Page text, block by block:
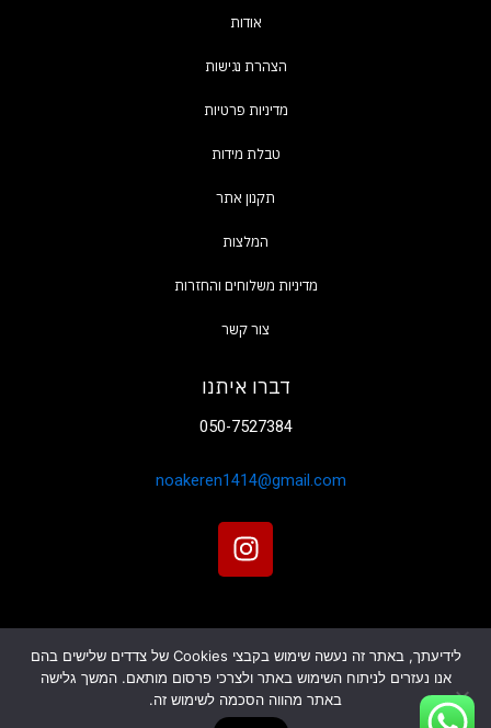
אודות
הצהרת נגישות
מדיניות פרטיות
טבלת מידות
המלצות
צור קשר
דברו איתנו
050-7527384
noakeren1414@gmail.com
I
n
g
r
SBH media
לידיעתך, באתר זה נעשה שימוש בקבצי Cookies של צדדים שלישים בהם
אנו נעזרים לניתוח השימוש באתר ולצרכי פרסום מותאם. המשך גלישה
באתר מהווה הסכמה לשימוש זה.